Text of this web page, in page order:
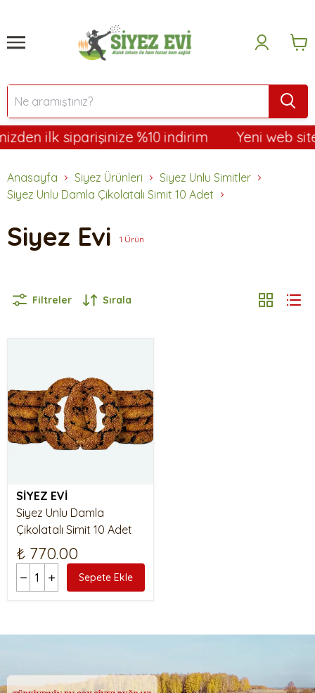
ilk siparişinize %10 indirim Yeni web
Anasayfa Siyez Ürünleri
Siyez Unlu Simitler
Siyez Unlu Damla Çikolatalı Simit 10 Adet
Siyez Evi 1 Ürün
Filtreler Sırala
SİYEZ EVİ
Siyez Unlu Damla
Çikolatalı Simit 10 Adet
₺ 770.00
Sepete Ekle